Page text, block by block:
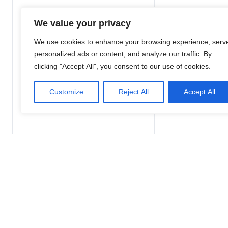
We value your privacy
We use cookies to enhance your browsing experience,
personalized ads or content, and analyze our traffic. By
clicking "Accept All", you consent to our use of cookies.
Customize Reject All Accept All